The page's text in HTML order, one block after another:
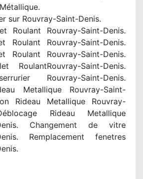
sur Rouvray-Saint-Denis.
Roulant Rouvray-Saint-Denis.
Roulant Rouvray-Saint-Denis.
Roulant Rouvray-Saint-Denis.
RoulantRouvray-Saint-Denis.
Rouvray-Saint-Denis.
Metallique Rouvray-Saint-
Rideau Metallique Rouvray-
Rideau Metallique
Denis. Changement de vitre
Remplacement fenetres